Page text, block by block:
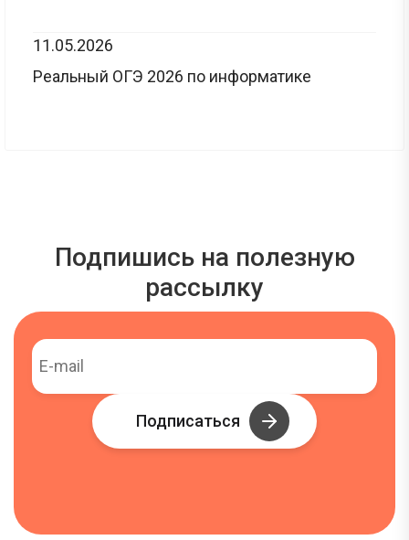
11.05.2026
Реальный ОГЭ 2026 по информатике
Подпишись на полезную
рассылку
Подписаться